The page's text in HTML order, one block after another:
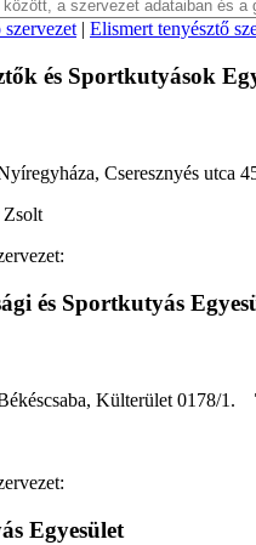
| Elismert tenyésztő
és Sportkutyások
Cseresznyés utca
Zsolt
és Sportkutyás
Külterület 0178/1.
Egyesület